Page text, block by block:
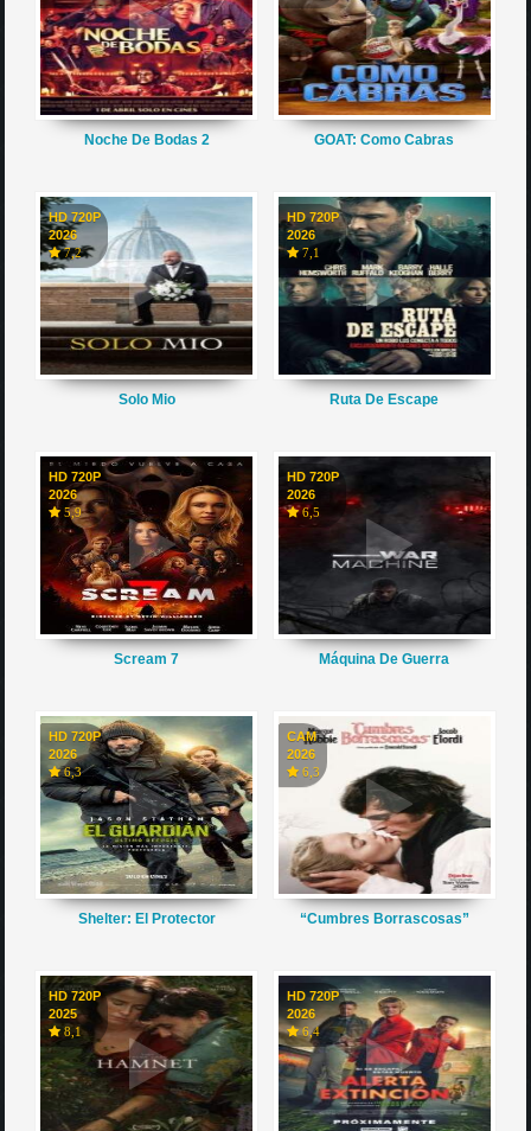
Noche De Bodas 2 GOAT: Como Cabras
HD 720P
2026
7,2
Solo Mio
HD 720P
2026
7,1
Ruta De Escape
HD 720P
2026
5,9
Scream 7
HD 720P
2026
6,5
Máquina De Guerra
HD 720P
2026
6,3
Shelter: El Protector
CAM
2026
6,3
“Cumbres Borrascosas”
HD 720P
2025
8,1
HD 720P
2026
6,4